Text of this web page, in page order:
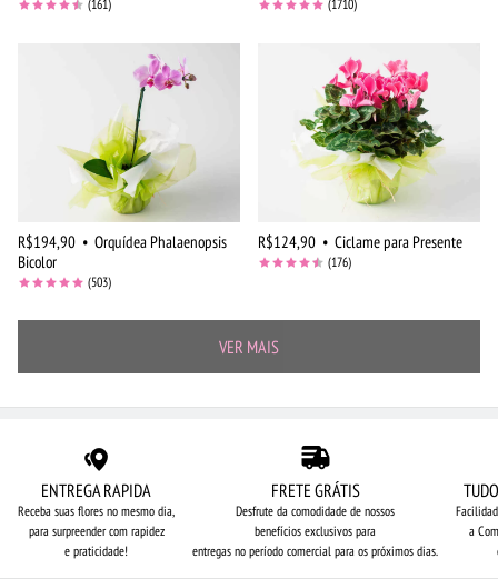
(161) (1710)
R$194,90 • Orquídea Phalaenopsis
Bicolor
(503)
R$124,90 • Ciclame para Presente
(176)
VER MAIS
ENTREGA RAPIDA
Receba suas flores no mesmo dia,
para surpreender com rapidez
e praticidade!
FRETE GRÁTIS
Desfrute da comodidade de nossos
benefícios exclusivos para
entregas no período comercial para os próximos dias.
a